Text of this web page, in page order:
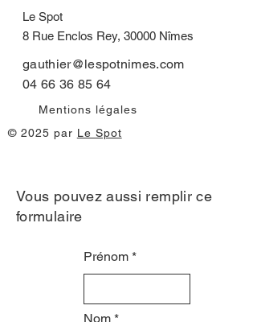
Le Spot
8 Rue Enclos Rey, 30000 Nîmes
gauthier@lespotnimes.com
04 66 36 85 64
Mentions légales
© 2025 par Le Spot
Vous pouvez aussi remplir ce
formulaire
Prénom
Nom